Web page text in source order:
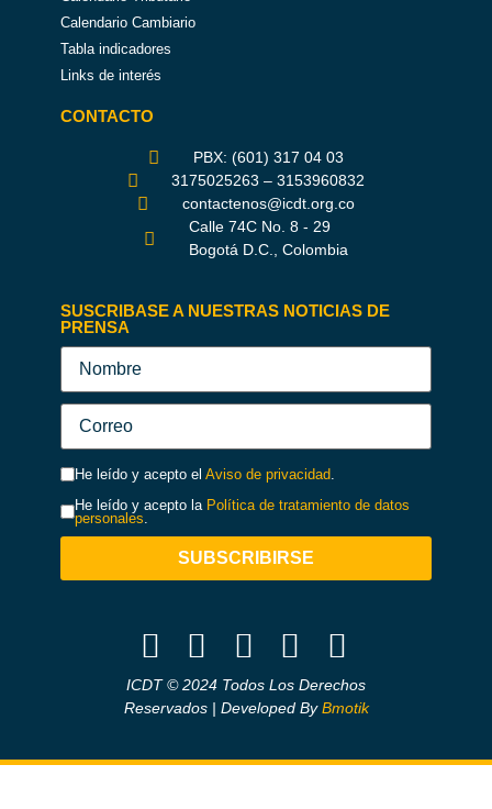
Calendario Cambiario
Tabla indicadores
Links de interés
CONTACTO
PBX: (601) 317 04 03
3175025263 – 3153960832
contactenos@icdt.org.co
Calle 74C No. 8 - 29
Bogotá D.C., Colombia
SUSCRIBASE A NUESTRAS NOTICIAS DE
PRENSA
He leído y acepto el Aviso de privacidad.
He leído y acepto la Política de tratamiento de datos
personales
SUBSCRIBIRSE
ICDT © 2024 Todos Los Derechos
Reservados | Developed ByBmotik